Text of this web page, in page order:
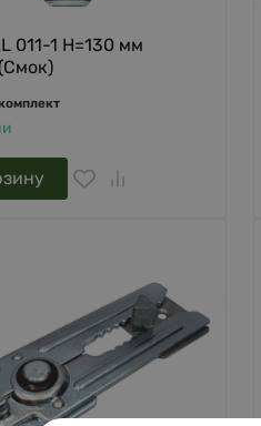
011-1 H=130 мм